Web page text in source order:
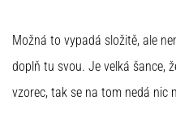
Možná to vypadá složitě, ale
doplň tu svou. Je velká šance,
vzorec, tak se na tom nedá nic